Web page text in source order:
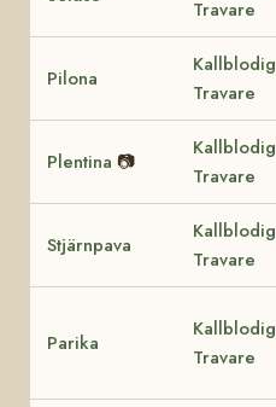
Travare
Pilona
Kallblodig
Travare
Plentina 📷
Kallblodig
Travare
Stjärnpava
Kallblodig
Travare
Parika
Kallblodig
Travare